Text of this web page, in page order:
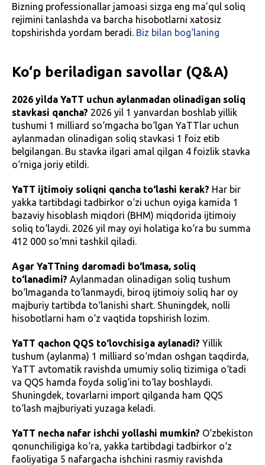
Bizning professionallar jamoasi sizga eng ma’qul soliq
rejimini tanlashda va barcha hisobotlarni xatosiz
topshirishda yordam beradi. Biz bilan bog‘laning
Ko‘p beriladigan savollar (Q&A)
2026 yilda YaTT uchun aylanmadan olinadigan soliq
stavkasi qancha? 2026 yil 1 yanvardan boshlab yillik
tushumi 1 milliard so‘mgacha bo‘lgan YaTTlar uchun
aylanmadan olinadigan soliq stavkasi 1 foiz etib
belgilangan. Bu stavka ilgari amal qilgan 4 foizlik stavka
o‘rniga joriy etildi.
YaTT ijtimoiy soliqni qancha to‘lashi kerak? Har bir
yakka tartibdagi tadbirkor o‘zi uchun oyiga kamida 1
bazaviy hisoblash miqdori (BHM) miqdorida ijtimoiy
soliq to‘laydi. 2026 yil may oyi holatiga ko‘ra bu summa
412 000 so‘mni tashkil qiladi.
Agar YaTTning daromadi bo‘lmasa, soliq
to‘lanadimi? Aylanmadan olinadigan soliq tushum
bo‘lmaganda to‘lanmaydi, biroq ijtimoiy soliq har oy
majburiy tartibda to‘lanishi shart. Shuningdek, nolli
hisobotlarni ham o‘z vaqtida topshirish lozim.
YaTT qachon QQS to‘lovchisiga aylanadi? Yillik
tushum (aylanma) 1 milliard so‘mdan oshgan taqdirda,
YaTT avtomatik ravishda umumiy soliq tizimiga o‘tadi
va QQS hamda foyda solig‘ini to‘lay boshlaydi.
Shuningdek, tovarlarni import qilganda ham QQS
to‘lash majburiyati yuzaga keladi.
YaTT necha nafar ishchi yollashi mumkin? O‘zbekiston
qonunchiligiga ko‘ra, yakka tartibdagi tadbirkor o‘z
faoliyatiga 5 nafargacha ishchini rasmiy ravishda